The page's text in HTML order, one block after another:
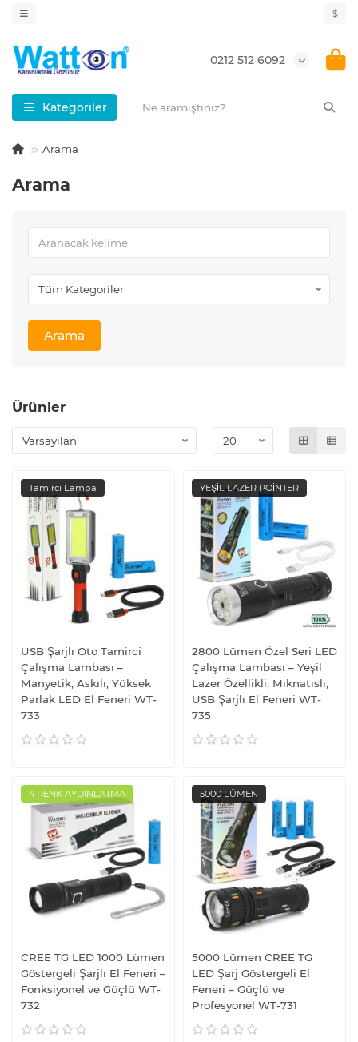
$
0212 512 6092
Kategoriler
Arama
Arama
Arama
Ürünler
Tamirci Lamba
USB Şarjlı Oto Tamirci
Çalışma Lambası –
Manyetik, Askılı, Yüksek
Parlak LED El Feneri WT-
733
YEŞİL LAZER POİNTER
2800 Lümen Özel Seri LED
Çalışma Lambası – Yeşil
Lazer Özellikli, Mıknatıslı,
USB Şarjlı El Feneri WT-
735
4 RENK AYDINLATMA
CREE TG LED 1000 Lümen
Göstergeli Şarjlı El Feneri –
Fonksiyonel ve Güçlü WT-
732
5000 LÜMEN
5000 Lümen CREE TG
LED Şarj Göstergeli El
Feneri – Güçlü ve
Profesyonel WT-731